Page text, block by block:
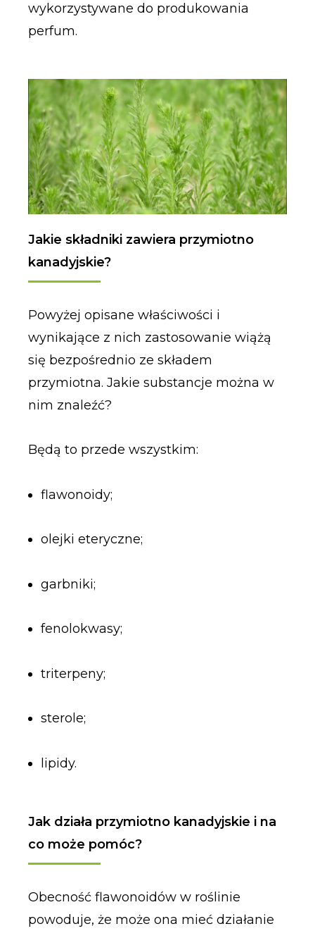
wykorzystywane do produkowania
perfum.
Jakie składniki zawiera przymiotno
kanadyjskie?
Powyżej opisane właściwości i
wynikające z nich zastosowanie wiążą
się bezpośrednio ze składem
przymiotna. Jakie substancje można w
nim znaleźć?
Będą to przede wszystkim:
flawonoidy;
olejki eteryczne;
garbniki;
fenolokwasy;
triterpeny;
sterole;
lipidy.
Jak działa przymiotno kanadyjskie i na
co może pomóc?
Obecność flawonoidów w roślinie
powoduje, że może ona mieć działanie